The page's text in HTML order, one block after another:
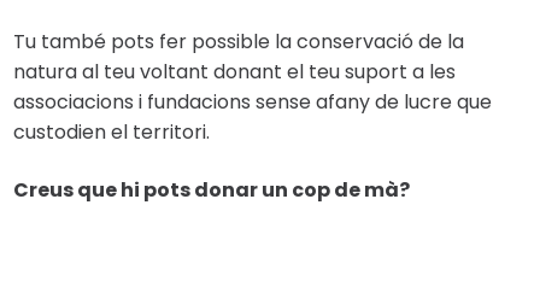
Tu també pots fer possible la conservació de la
natura al teu voltant donant el teu suport a les
associacions i fundacions sense afany de lucre que
custodien el territori.
Creus que hi pots donar un cop de mà?